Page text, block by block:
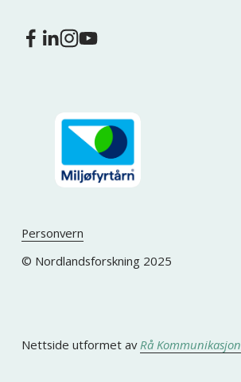
Personvern
© Nordlandsforskning 2025
Nettside utformet av Rå Kommunikasjon